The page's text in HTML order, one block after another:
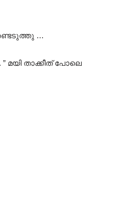
…
” മയി താക്കീത് പോലെ